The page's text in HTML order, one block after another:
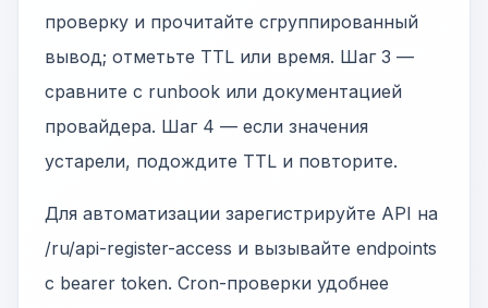
проверку и прочитайте сгруппированный
вывод; отметьте TTL или время. Шаг 3 —
сравните с runbook или документацией
провайдера. Шаг 4 — если значения
устарели, подождите TTL и повторите.
Для автоматизации зарегистрируйте API на
/ru/api-register-access и вызывайте endpoints
с bearer token. Cron-проверки удобнее